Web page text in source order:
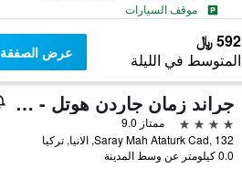
موقف السيارات
592 ﷼
المتوسط في الليلة عرض الصفقة
جراند زمان جاردن هوتل - شامل جميع الخدمات
4 نجوم
ممتاز 9.0
Saray Mah Ataturk Cad, 132, الانيا, تركيا
0.0 كيلومتر عن وسط المدينة